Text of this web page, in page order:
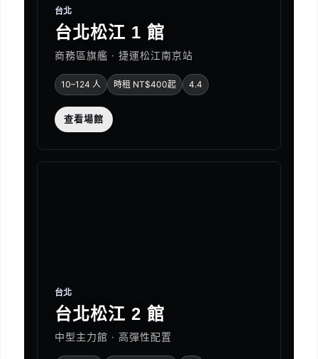
台北
台北松江 1 館
商務區旗艦 · 捷運松江南京站
10–124 人 時租 NT$400起 4.4
查看場館
台北
台北松江 2 館
中型主力館 · 高彈性配置